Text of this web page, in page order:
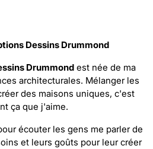
Dessins Drummond
Drummond est née de ma
architecturales. Mélanger les
des maisons uniques, c'est
ça que j'aime.
écouter les gens me parler de
et leurs goûts pour leur créer